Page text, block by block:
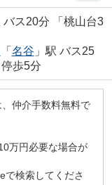
バス20分 「桃山台3
「 名谷 」駅 バス25
歩5分
仲介手数料無料で
万円必要な場合が
で検索してくださ